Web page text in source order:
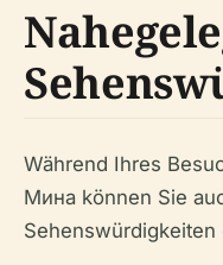
Während Ihres
Мина können Sie
Sehenswürdigkeiten